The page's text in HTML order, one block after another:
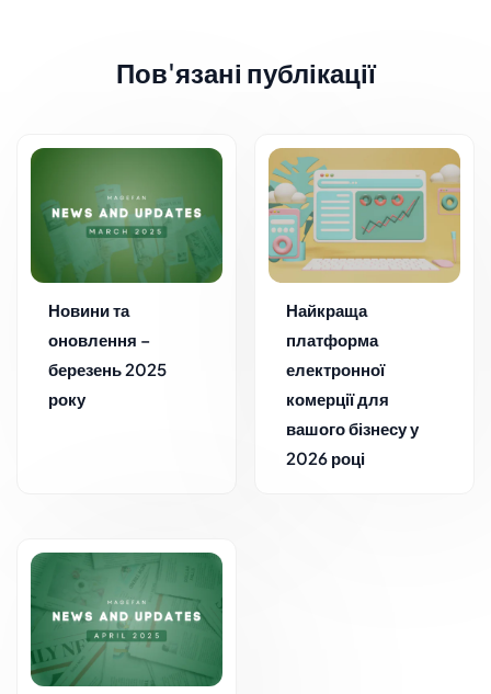
Пов'язані публікації
Новини та
оновлення –
березень 2025
року
Найкраща
платформа
електронної
комерції для
вашого бізнесу у
2026 році